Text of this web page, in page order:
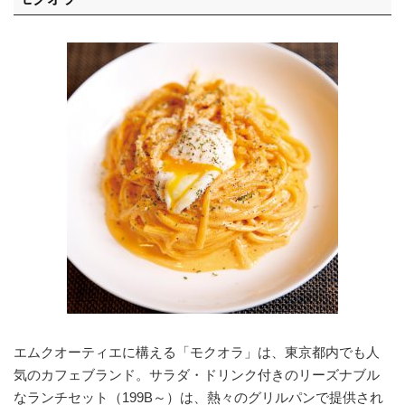
エムクオーティエに構える「モクオラ」は、東京都内でも人
気のカフェブランド。サラダ・ドリンク付きのリーズナブル
なランチセット（199B～）は、熱々のグリルパンで提供され